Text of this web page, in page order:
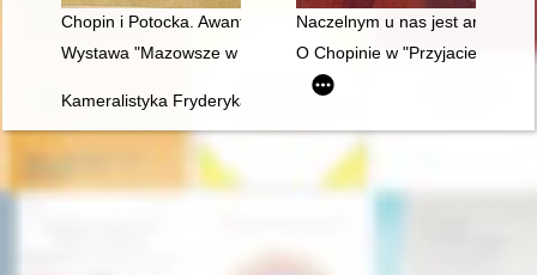
Chopin i Potocka. Awantura o miłosną korespondencję
Naczelnym u nas jest artystą".
Wystawa "Mazowsze w czasach Chopina" - połączenie
O Chopinie w "Przyjacielu
Kameralistyka Fryderyka Chopina. Margines czy integralna